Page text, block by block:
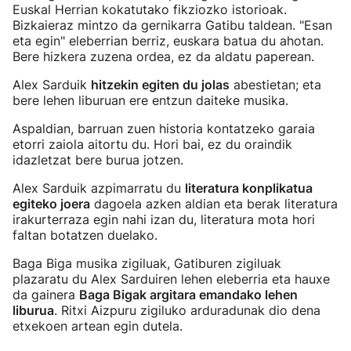
Euskal Herrian kokatutako fikziozko istorioak.
Bizkaieraz mintzo da gernikarra Gatibu taldean. "Esan
eta egin" eleberrian berriz, euskara batua du ahotan.
Bere hizkera zuzena ordea, ez da aldatu paperean.
Alex Sarduik hitzekin egiten du jolas abestietan; eta
bere lehen liburuan ere entzun daiteke musika.
Aspaldian, barruan zuen historia kontatzeko garaia
etorri zaiola aitortu du. Hori bai, ez du oraindik
idazletzat bere burua jotzen.
Alex Sarduik azpimarratu du literatura konplikatua
egiteko joera dagoela azken aldian eta berak literatura
irakurterraza egin nahi izan du, literatura mota hori
faltan botatzen duelako.
Baga Biga musika zigiluak, Gatiburen zigiluak
plazaratu du Alex Sarduiren lehen eleberria eta hauxe
da gainera Baga Bigak argitara emandako lehen
liburua. Ritxi Aizpuru zigiluko arduradunak dio dena
etxekoen artean egin dutela.